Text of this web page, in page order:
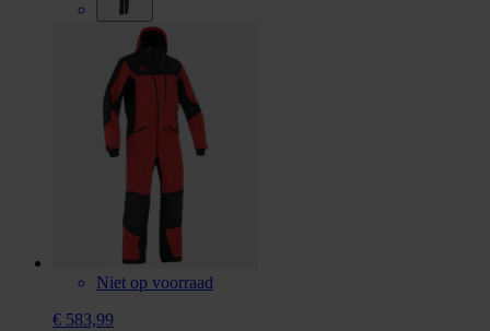
Niet op voorraad
€ 583,99